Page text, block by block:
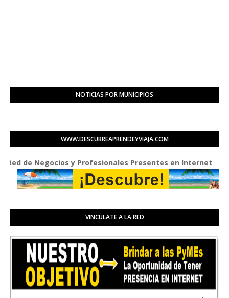
NOTICIAS POR MUNICIPIOS
WWW.DESCUBREAPRENDEYVIAJA.COM
y Profesionales Presentes en Internet
VINCULATE A LA RED